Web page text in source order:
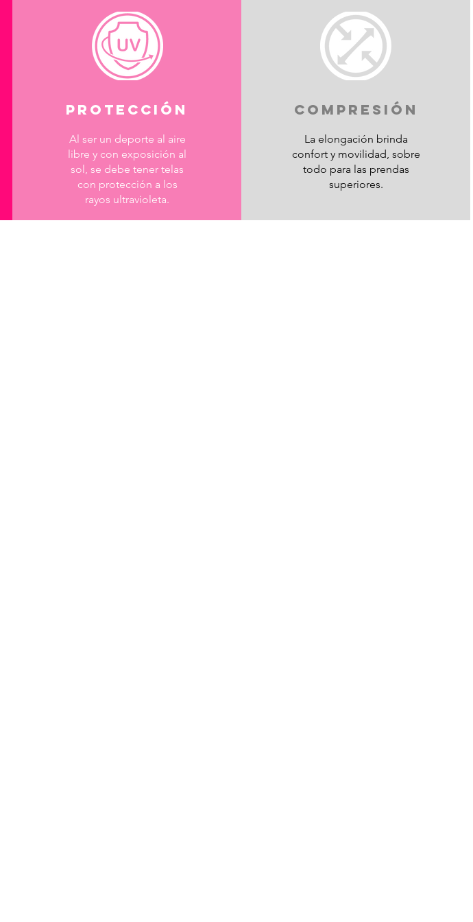
PROTECCIÓN
Al ser un deporte al aire
libre y con exposición al
sol, se debe tener telas
con protección a los
rayos ultravioleta.
COMPRESIÓN
La elongación brinda
confort y movilidad, sobre
todo para las prendas
superiores.